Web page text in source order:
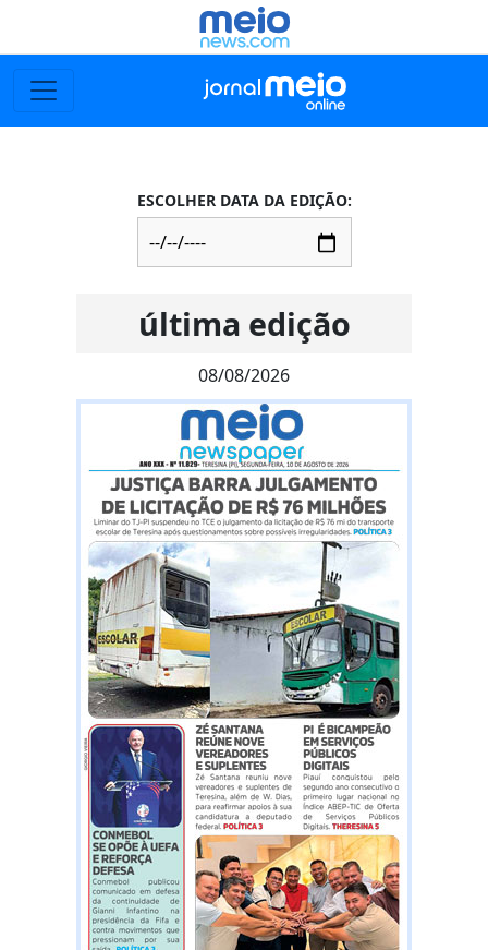
ESCOLHER DATA DA EDIÇÃO:
última edição
08/08/2026